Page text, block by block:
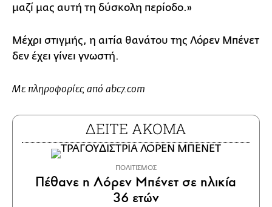
μαζί μας αυτή τη δύσκολη περίοδο.»
Μέχρι στιγμής, η αιτία θανάτου της Λόρεν Μπένετ
δεν έχει γίνει γνωστή.
Με πληροφορίες από abc7.com
ΔΕΙΤΕ ΑΚΟΜΑ
ΠΟΛΙΤΙΣΜΟΣ
Πέθανε η Λόρεν Μπένετ σε ηλικία
36 ετών